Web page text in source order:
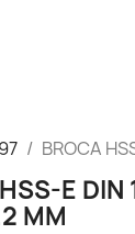
BROCA
E DIN
MM